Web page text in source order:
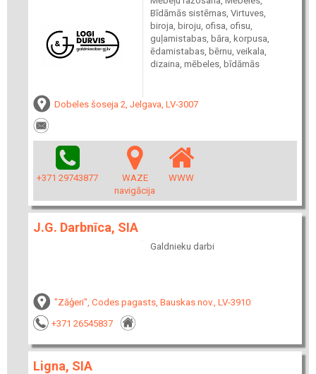
Bīdāmās sistēmas, Virtuves,
biroja, biroju, ofisa, ofisu,
guļamistabas, bāra, korpusa,
ēdamistabas, bērnu, veikala,
dizaina, mēbeles, bīdāmās
Dobeles šoseja 2, Jelgava, LV-3007
+371 29743877
WAZE
navigācija
WWW
J.G. Darbnīca, SIA
Galdnieku darbi
"Zāģeri", Codes pagasts, Bauskas nov., LV-3910
+371 26545837
Ligna, SIA